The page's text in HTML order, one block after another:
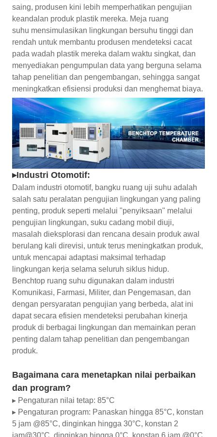
saing, produsen kini lebih memperhatikan pengujian
keandalan produk plastik mereka. Meja ruang
suhu mensimulasikan lingkungan bersuhu tinggi dan
rendah untuk membantu produsen mendeteksi cacat
pada wadah plastik mereka dalam waktu singkat, dan
menyediakan pengumpulan data yang berguna selama
tahap penelitian dan pengembangan, sehingga sangat
meningkatkan efisiensi produksi dan menghemat biaya.
▸Industri Otomotif:
Dalam industri otomotif, bangku ruang uji suhu adalah
salah satu peralatan pengujian lingkungan yang paling
penting, produk seperti melalui "penyiksaan" melalui
pengujian lingkungan, suku cadang mobil diuji,
masalah dieksplorasi dan rencana desain produk awal
berulang kali direvisi, untuk terus meningkatkan produk,
untuk mencapai adaptasi maksimal terhadap
lingkungan kerja selama seluruh siklus hidup.
Benchtop ruang suhu digunakan dalam industri
Komunikasi, Farmasi, Militer, dan Pengemasan, dan
dengan persyaratan pengujian yang berbeda, alat ini
dapat secara efisien mendeteksi perubahan kinerja
produk di berbagai lingkungan dan memainkan peran
penting dalam tahap penelitian dan pengembangan
produk.
Bagaimana cara menetapkan nilai perbaikan
dan program?
▸ Pengaturan nilai tetap: 85°C
▸ Pengaturan program: Panaskan hingga 85°C, konstan
5 jam @85°C, dinginkan hingga 30°C, konstan 2